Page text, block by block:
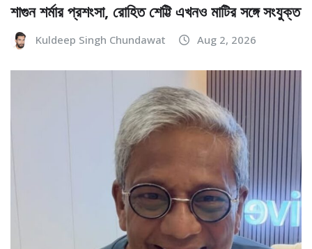
শাগুন শর্মার প্রশংসা, রোহিত শেট্টি এখনও মাটির সঙ্গে সংযুক্ত
Kuldeep Singh Chundawat Aug 2, 2026